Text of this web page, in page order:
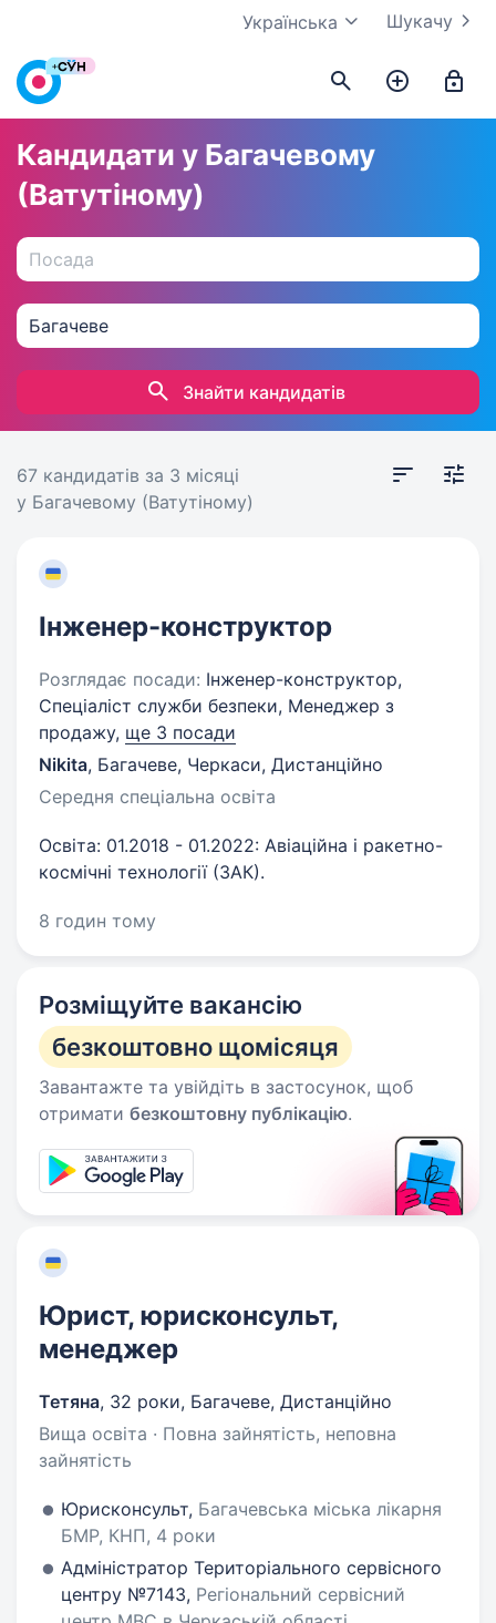
Шукачу
Українська
Кандидати у Багачевому
(Ватутіному)
Знайти кандидатів
67 кандидатів за 3 місяці
у Багачевому (Ватутіному)
Інженер-конструктор
Розглядає посади: Інженер-конструктор,
Спеціаліст служби безпеки, Менеджер з
продажу, ще 3 посади
Nikita, Багачеве, Черкаси, Дистанційно
Середня спеціальна освіта
Освіта: 01.2018 - 01.2022: Авіаційна і ракетно-
космічні технології (ЗАК).
8 годин тому
Розміщуйте вакансію
безкоштовно щомісяця
Завантажте та увійдіть в застосунок, щоб
отримати безкоштовну публікацію.
Юрист, юрисконсульт,
менеджер
Тетяна, 32 роки, Багачеве, Дистанційно
Вища освіта · Повна зайнятість, неповна
зайнятість
Юрисконсульт, Багачевська міська лікарня
БМР, КНП, 4 роки
Адміністратор Територіального сервісного
центру №7143, Регіональний сервісний